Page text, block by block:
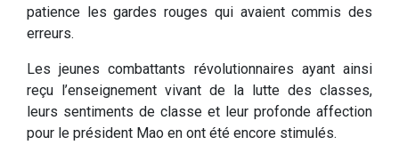
patience les gardes rouges qui avaient commis des
erreurs.
Les jeunes combattants révolutionnaires ayant ainsi
reçu l’enseignement vivant de la lutte des classes,
leurs sentiments de classe et leur profonde affection
pour le président Mao en ont été encore stimulés.